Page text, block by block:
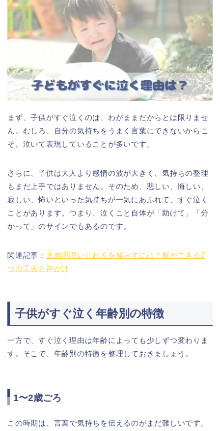
まず、子供がすぐ泣くのは、わがままだからとは限りませ
ん。むしろ、自分の気持ちをうまく言葉にできないからこ
そ、泣いて表現していることが多いです。
さらに、子供は大人より感情の波が大きく、気持ちの整理
もまだ上手ではありません。そのため、悲しい、悔しい、
寂しい、怖いといった気持ちが一気にあふれて、すぐ泣く
ことがあります。つまり、泣くこと自体が「助けて」「分
かって」のサインでもあるのです。
関連記事： 兄弟喧嘩いじわるを減らすには？親ができる7
つの工夫と声かけ
子供がすぐ泣く年齢別の特徴
一方で、すぐ泣く理由は年齢によっても少しずつ変わりま
す。そこで、年齢別の特徴を整理しておきましょう。
1〜2歳ごろ
この時期は、言葉で気持ちを伝えるのがまだ難しいです。